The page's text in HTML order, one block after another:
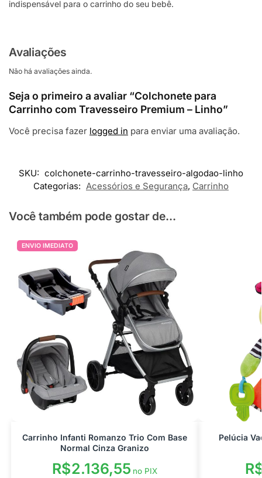
indispensável para o carrinho do seu bebê.
Avaliações
Não há avaliações ainda.
Seja o primeiro a avaliar “Colchonete para
Carrinho com Travesseiro Premium – Linho”
Você precisa fazer logged in para enviar uma avaliação.
SKU: colchonete-carrinho-travesseiro-algodao-linho
Categorias: Acessórios e Segurança, Carrinho
Você também pode gostar de...
ENVIO IMEDIATO
Carrinho Infanti Romanzo Trio Com Base
Normal Cinza Granizo
R$2.136,55no PIX
Pelúcia